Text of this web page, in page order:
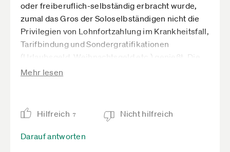
oder freiberuflich-selbständig erbracht wurde,
zumal das Gros der Soloselbständigen nicht die
Privilegien von Lohnfortzahlung im Krankheitsfall,
Tarifbindung und Sondergratifikationen
(Urlaubsgeld, Weihnachtsgeld etc.) genießt. Die
Mehrzahl der Soloselbständigen hat Spaß an ihrer
investiert. Sie ist ohne Wenn und Aber für ihre
Kunden da, unermüdlich! Umso mehr muss es wie
ein Schlag ins Gesicht anmuten, wenn
Mehr lesen
Hilfreich 7 Nicht hilfreich
Darauf antworten